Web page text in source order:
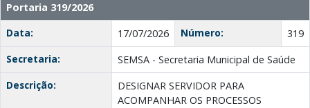
Portaria 319/2026
Data:
17/07/2026 Número:
319
Secretaria:
SEMSA - Secretaria Municipal de Saúde
Descrição:
DESIGNAR SERVIDOR PARA
ACOMPANHAR OS PROCESSOS